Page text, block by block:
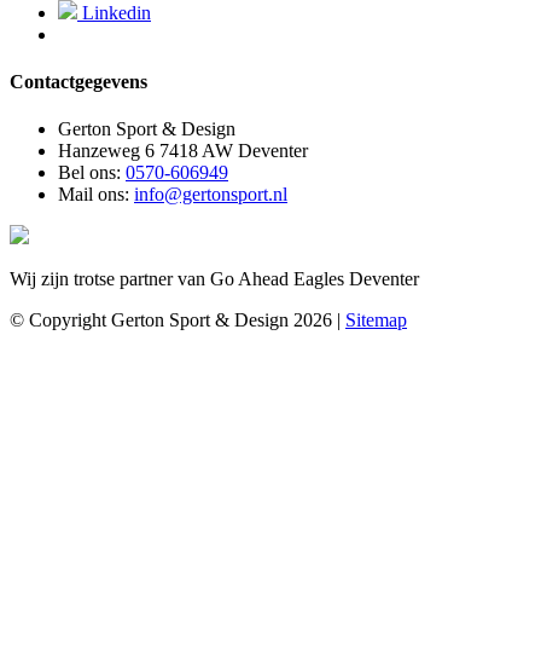
Linkedin
Contactgegevens
Gerton Sport & Design
Hanzeweg 6 7418 AW Deventer
Bel ons: 0570-606949
Mail ons: info@gertonsport.nl
Wij zijn trotse partner van Go Ahead Eagles Deventer
© Copyright Gerton Sport & Design 2026 | Sitemap